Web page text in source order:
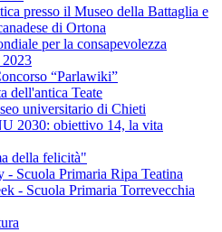
presso il Museo della Battaglia e
di Ortona
per la consapevolezza
2023
“Parlawiki”
dell'antica Teate
universitario di Chieti
2030: obiettivo 14, la vita
della felicità"
- Scuola Primaria Ripa Teatina
- Scuola Primaria Torrevecchia